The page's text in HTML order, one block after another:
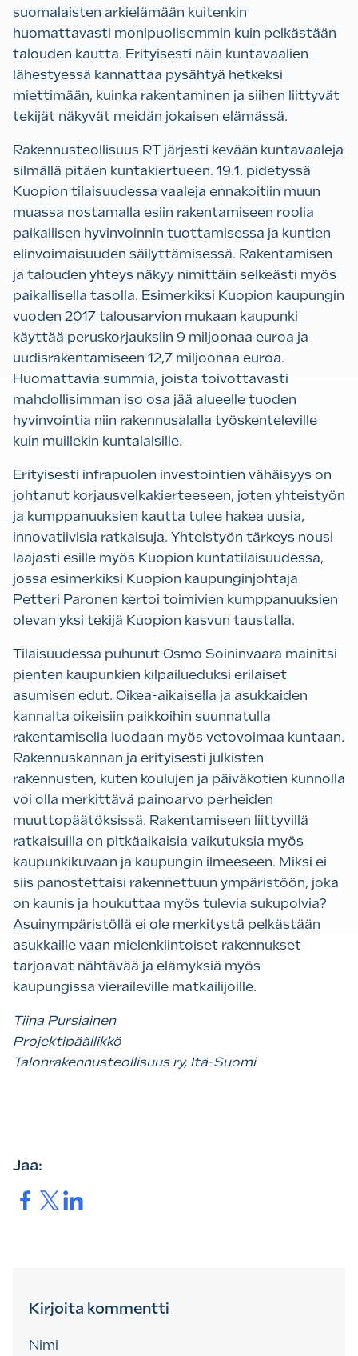
suomalaisten arkielämään kuitenkin
huomattavasti monipuolisemmin kuin pelkästään
talouden kautta. Erityisesti näin kuntavaalien
lähestyessä kannattaa pysähtyä hetkeksi
miettimään, kuinka rakentaminen ja siihen liittyvät
tekijät näkyvät meidän jokaisen elämässä.
Rakennusteollisuus RT järjesti kevään kuntavaaleja
silmällä pitäen kuntakiertueen. 19.1. pidetyssä
Kuopion tilaisuudessa vaaleja ennakoitiin muun
muassa nostamalla esiin rakentamiseen roolia
paikallisen hyvinvoinnin tuottamisessa ja kuntien
elinvoimaisuuden säilyttämisessä. Rakentamisen
ja talouden yhteys näkyy nimittäin selkeästi myös
paikallisella tasolla. Esimerkiksi Kuopion kaupungin
vuoden 2017 talousarvion mukaan kaupunki
käyttää peruskorjauksiin 9 miljoonaa euroa ja
uudisrakentamiseen 12,7 miljoonaa euroa.
Huomattavia summia, joista toivottavasti
mahdollisimman iso osa jää alueelle tuoden
hyvinvointia niin rakennusalalla työskenteleville
kuin muillekin kuntalaisille.
Erityisesti infrapuolen investointien vähäisyys on
johtanut korjausvelkakierteeseen, joten yhteistyön
ja kumppanuuksien kautta tulee hakea uusia,
innovatiivisia ratkaisuja. Yhteistyön tärkeys nousi
laajasti esille myös Kuopion kuntatilaisuudessa,
jossa esimerkiksi Kuopion kaupunginjohtaja
Petteri Paronen kertoi toimivien kumppanuuksien
olevan yksi tekijä Kuopion kasvun taustalla.
Tilaisuudessa puhunut Osmo Soininvaara mainitsi
pienten kaupunkien kilpailueduksi erilaiset
asumisen edut. Oikea-aikaisella ja asukkaiden
kannalta oikeisiin paikkoihin suunnatulla
rakentamisella luodaan myös vetovoimaa kuntaan.
Rakennuskannan ja erityisesti julkisten
rakennusten, kuten koulujen ja päiväkotien kunnolla
voi olla merkittävä painoarvo perheiden
muuttopäätöksissä. Rakentamiseen liittyvillä
ratkaisuilla on pitkäaikaisia vaikutuksia myös
kaupunkikuvaan ja kaupungin ilmeeseen. Miksi ei
siis panostettaisi rakennettuun ympäristöön, joka
on kaunis ja houkuttaa myös tulevia sukupolvia?
Asuinympäristöllä ei ole merkitystä pelkästään
asukkaille vaan mielenkiintoiset rakennukset
tarjoavat nähtävää ja elämyksiä myös
kaupungissa vieraileville matkailijoille.
Tiina Pursiainen
Projektipäällikkö
Talonrakennusteollisuus ry, Itä-Suomi
Jaa:
Jaa. Jaa.Jaa.
Kirjoita kommentti
Nimi